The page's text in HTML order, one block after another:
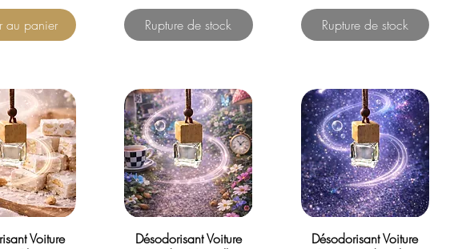
au panier Rupture de stock Rupture de stock
Voiture
Désodorisant Voiture
Désodorisant Voiture